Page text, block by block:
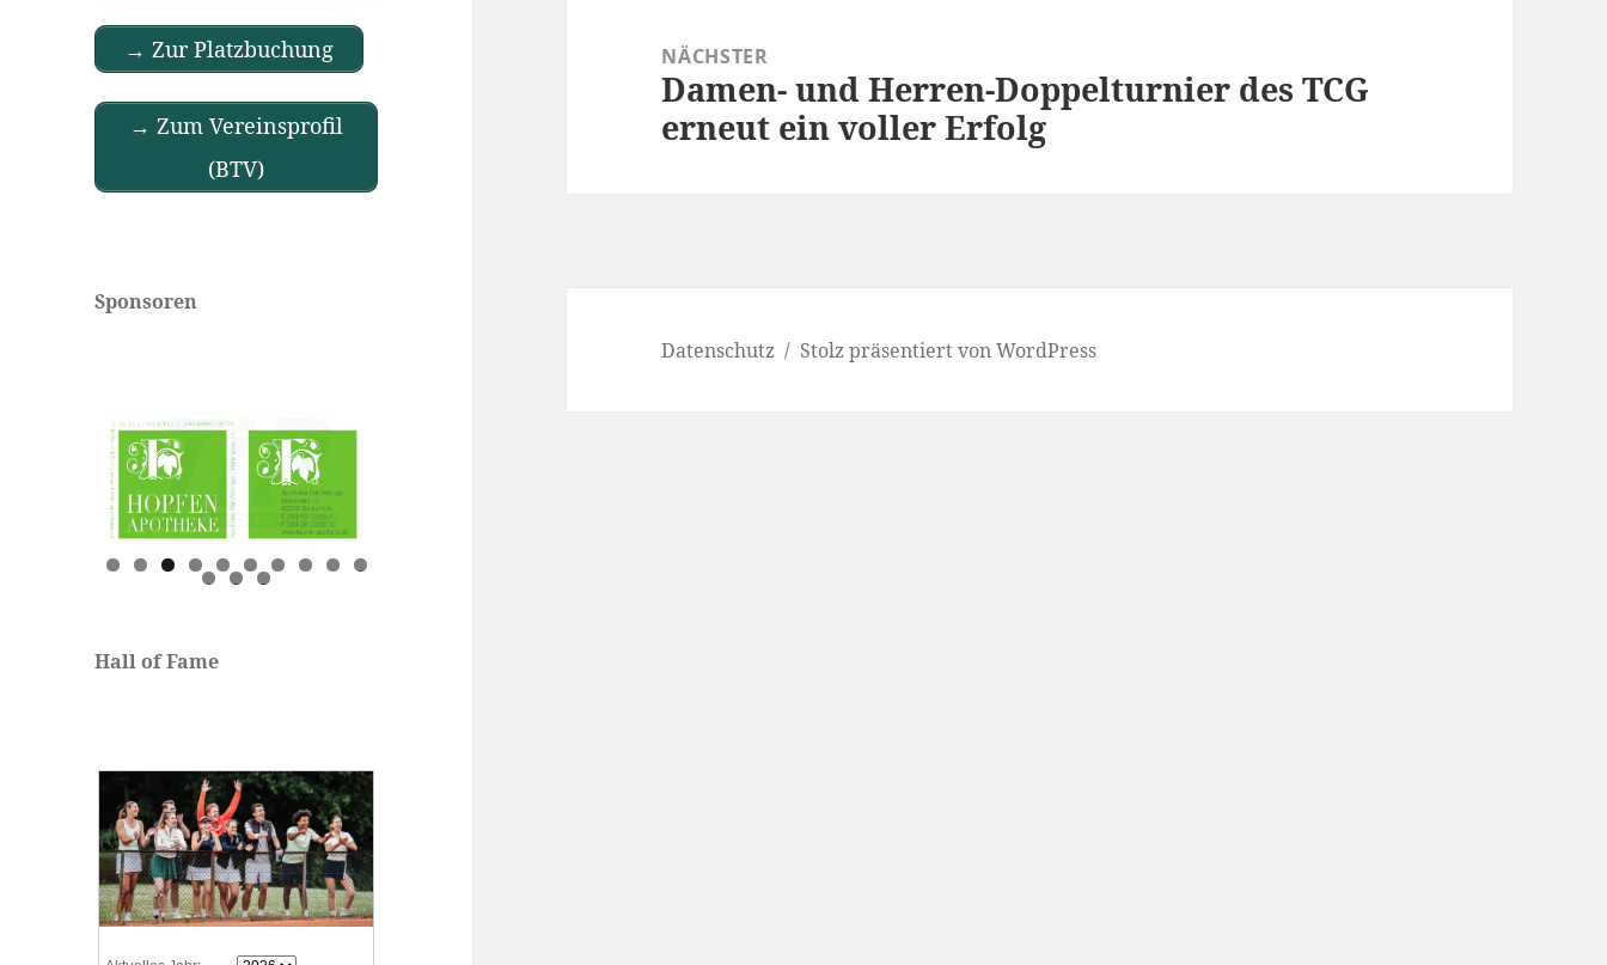
→ Zur Platzbuchung
→ Zum Vereinsprofil
(BTV)
Sponsoren
0
1 2 3
Hall of Fame
NÄCHSTER
Nächster
Beitrag:
Damen- und Herren-Doppelturnier des TCG
erneut ein voller Erfolg
Datenschutz Stolz präsentiert von WordPress